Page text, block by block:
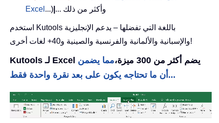
Excel ...) ... وأكثر من ذلك
استخدم Kutools باللغة التي تفضلها – يدعم الإنجليزية
والإسبانية والألمانية والفرنسية والصينية و40+ لغات أخرى!
Kutools لـ Excel يضم أكثر من 300 ميزة،
مما يضمن
أن ما تحتاجه يكون على بعد نقرة واحدة فقط...